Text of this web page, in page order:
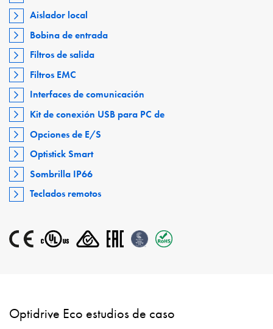
Aislador local
Bobina de entrada
Filtros de salida
Filtros EMC
Interfaces de comunicación
Kit de conexión USB para PC de
Opciones de E/S
Optistick Smart
Sombrilla IP66
Teclados remotos
Optidrive Eco estudios de caso